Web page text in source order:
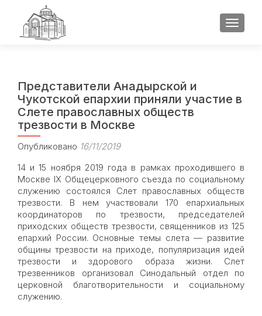
Представители Анадырской и
Чукотской епархии приняли участие в
Слете православных обществ
трезвости в Москве
Опубликовано 16/11/2019
14 и 15 ноября 2019 года в рамках проходившего в
Москве IX Общецерковного съезда по социальному
служению состоялся Слет православных обществ
трезвости. В нем участвовали 170 епархиальных
координаторов по трезвости, председателей
приходских обществ трезвости, священников из 125
епархий России. Основные темы слета — развитие
общины трезвости на приходе, популяризация идей
трезвости и здорового образа жизни. Слет
трезвенников организовал Синодальный отдел по
церковной благотворительности и социальному
служению.